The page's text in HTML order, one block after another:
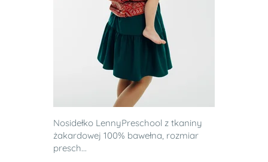
Nosidełko LennyPreschool z tkaniny
żakardowej 100% bawełna, rozmiar
presch...